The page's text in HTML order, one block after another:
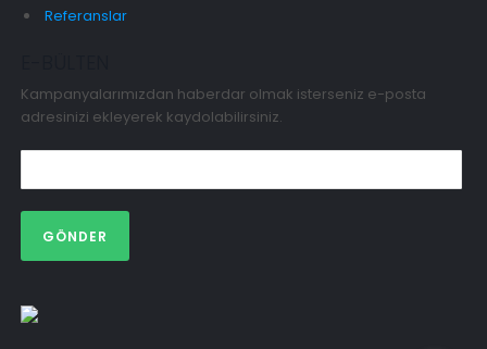
Referanslar
Kampanyalarımızdan haberdar olmak isterseniz e-posta
adresinizi ekleyerek kaydolabilirsiniz.
GÖNDER